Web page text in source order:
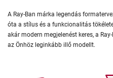
A Ray-Ban márka legendás
óta a stílus és a funkcionalitás
akár modern megjelenést keres, a
az Önhöz leginkább illő modellt.